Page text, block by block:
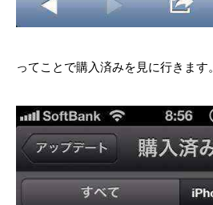
ってことで購入済みを見に行きます。